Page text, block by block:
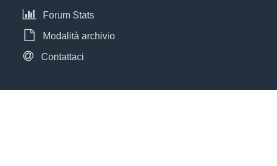
Forum Stats
Modalità archivio
Contattaci